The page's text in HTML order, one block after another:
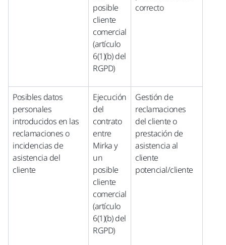
posible
cliente
comercial
(artículo
6(1)(b) del
RGPD)
correcto
Posibles datos
personales
introducidos en las
reclamaciones o
incidencias de
asistencia del
cliente
Ejecución
del
contrato
entre
Mirka y
un
posible
cliente
comercial
(artículo
6(1)(b) del
RGPD)
Gestión de
reclamaciones
del cliente o
prestación de
asistencia al
cliente
potencial/cliente